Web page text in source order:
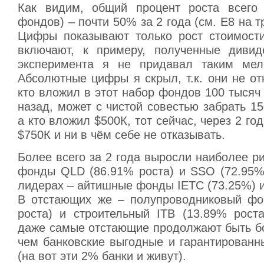
Как видим, общий процент роста всего
фондов) – почти 50% за 2 года (см. Е8 на
Цифры показывают только рост
включают, к примеру, полученные
эксперимента я не придавал таким
Абсолютные цифры я скрыл, т.к. они не
кто вложил в этот набор фондов 100
назад, может с чистой совестью забрать
а кто вложил $500К, тот сейчас, через 2
$750К и ни в чём себе не отказывать.
Более всего за 2 года выросли наиболее
фонды QLD (86.91% роста) и SSO
лидерах – айтишные фонды IETC (73.25%)
В отстающих же – полупроводниковый
роста) и строительный ITB (13.89%
даже самые отстающие продолжают быть
чем банковские выгодные и
(на вот эти 2% банки и живут).